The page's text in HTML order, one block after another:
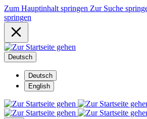
Zum Hauptinhalt springen Zur Suche
springen
Deutsch
Deutsch
English